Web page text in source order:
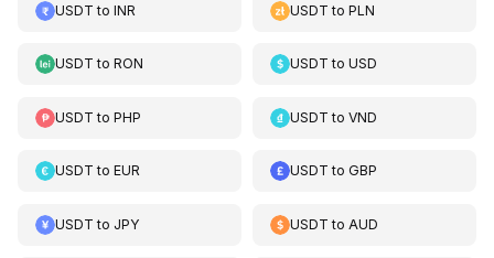
USDT to INR USDT toPLN
USDT to RON USDT toUSD
USDT to PHP USDT toVND
USDT to EUR USDT toGBP
USDT to JPY USDT to AUD